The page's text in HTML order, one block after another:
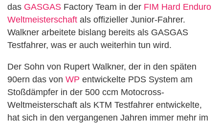
das GASGAS Factory Team in der FIM Hard Enduro
Weltmeisterschaft als offizieller Junior-Fahrer.
Walkner arbeitete bislang bereits als GASGAS
Testfahrer, was er auch weiterhin tun wird.
Der Sohn von Rupert Walkner, der in den späten
90ern das von WP entwickelte PDS System am
Stoßdämpfer in der 500 ccm Motocross-
Weltmeisterschaft als KTM Testfahrer entwickelte,
hat sich in den vergangenen Jahren immer mehr im